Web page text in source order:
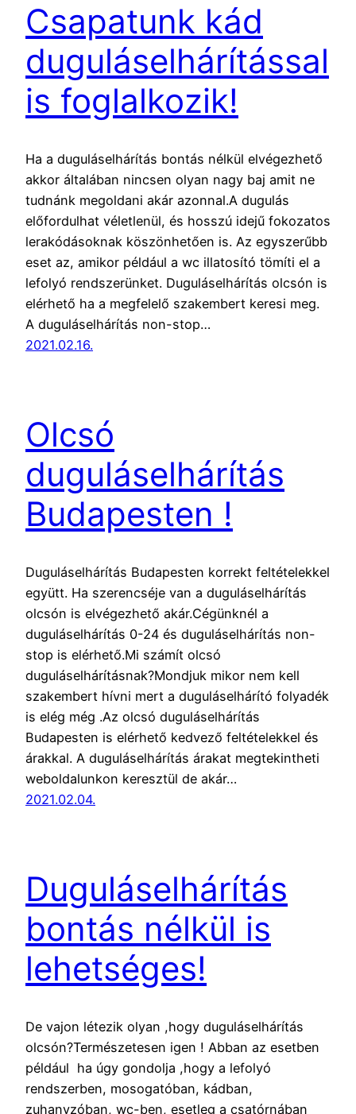
Csapatunk kád
duguláselhárítással
is foglalkozik!
Ha a duguláselhárítás bontás nélkül elvégezhető
akkor általában nincsen olyan nagy baj amit ne
tudnánk megoldani akár azonnal.A dugulás
előfordulhat véletlenül, és hosszú idejű fokozatos
lerakódásoknak köszönhetően is. Az egyszerűbb
eset az, amikor például a wc illatosító tömíti el a
lefolyó rendszerünket. Duguláselhárítás olcsón is
elérhető ha a megfelelő szakembert keresi meg.
A duguláselhárítás non-stop…
2021.02.16.
Olcsó
duguláselhárítás
Budapesten !
Duguláselhárítás Budapesten korrekt feltételekkel
együtt. Ha szerencséje van a duguláselhárítás
olcsón is elvégezhető akár.Cégünknél a
duguláselhárítás 0-24 és duguláselhárítás non-
stop is elérhető.Mi számít olcsó
duguláselhárításnak?Mondjuk mikor nem kell
szakembert hívni mert a duguláselhárító folyadék
is elég még .Az olcsó duguláselhárítás
Budapesten is elérhető kedvező feltételekkel és
árakkal. A duguláselhárítás árakat megtekintheti
weboldalunkon keresztül de akár…
2021.02.04.
Duguláselhárítás
bontás nélkül is
lehetséges!
De vajon létezik olyan ,hogy duguláselhárítás
olcsón?Természetesen igen ! Abban az esetben
például ha úgy gondolja ,hogy a lefolyó
rendszerben, mosogatóban, kádban,
zuhanyzóban, wc-ben, esetleg a csatórnában